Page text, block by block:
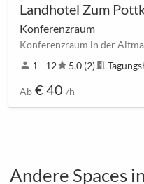
Landhotel Zum
Konferenzraum
Konferenzraum in der
person 1 - 12star5,0 (2)meeting_room
Ab € 40 /h
Andere Spaces